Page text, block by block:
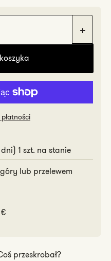
Bert
1 szt. na stanie
lub przelewem
przeskrobał?